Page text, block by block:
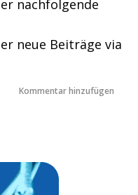
nachfolgende
neue Beiträge via